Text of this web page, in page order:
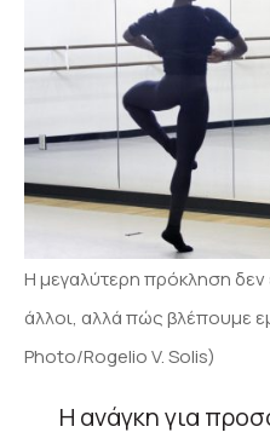
Η μεγαλύτερη πρόκληση
άλλοι, αλλά πώς βλέπουμε
Photo/Rogelio V. Solis)
Η ανάγκη για